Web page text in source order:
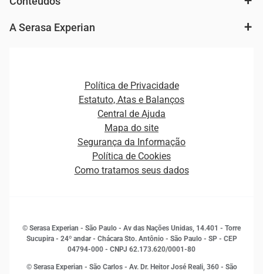
Cobrança e Recuperação de Dívidas
Plataformas e Motores de decisão
Fintechs
Ver todo o conteúdo
Curso Gratuito de Saúde Financeira
Empreendedorismo
Estudos e Pesquisas
Inovação e Tecnologia
Leis e impostos
Marketing
A Serasa Experian
Distribuidores e representantes
Estrutura Organizacional
Sala de Imprensa
Política de Privacidade
Estatuto, Atas e Balanços
Central de Ajuda
Mapa do site
Segurança da Informação
Política de Cookies
Como tratamos seus dados
© Serasa Experian - São Paulo - Av das Nações Unidas, 14.401 - Torre
Sucupira - 24º andar - Chácara Sto. Antônio - São Paulo - SP - CEP
04794-000 - CNPJ 62.173.620/0001-80
© Serasa Experian - São Carlos - Av. Dr. Heitor José Reali, 360 - São